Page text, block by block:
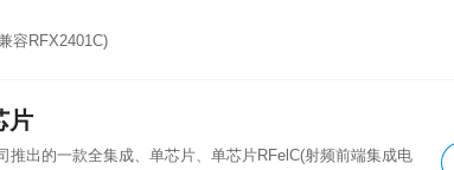
容RFX2401C)
片
推出的一款全集成、单芯片、单芯片RFelC(射频前端集成电